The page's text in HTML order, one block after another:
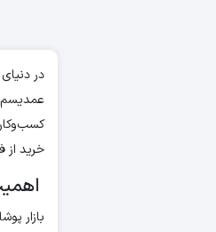
در
عمدیسم
خرید از
بازار